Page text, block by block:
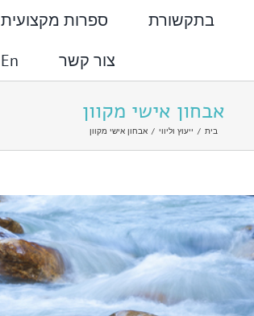
בתקשורת
ספרות מקצועית
צור קשר
En
אבחון אישי מקוון
בית ייעוץ וליווי אבחון אישי מקוון